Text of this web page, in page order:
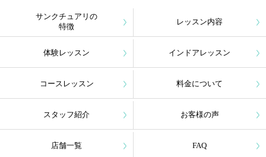
サンクチュアリの
特徴
レッスン内容
体験レッスン インドアレッスン
コースレッスン 料金について
スタッフ紹介 お客様の声
店舗一覧 FAQ